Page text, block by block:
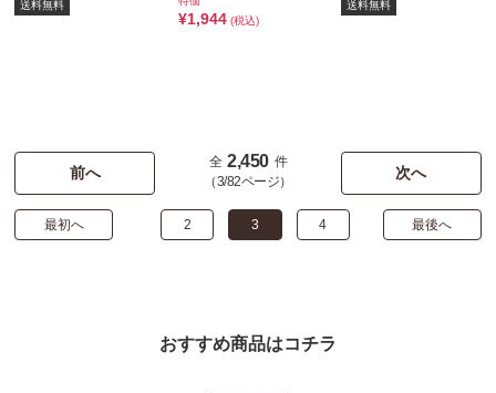
送料無料
¥1,944(税込)
送料無料
前へ 次へ
全 2,450 件
（3/82ページ）
最初へ 2 3 4 最後へ
おすすめ商品はコチラ